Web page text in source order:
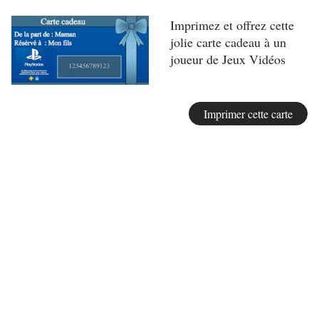
Imprimez et offrez cette
jolie carte cadeau à un
joueur de Jeux Vidéos